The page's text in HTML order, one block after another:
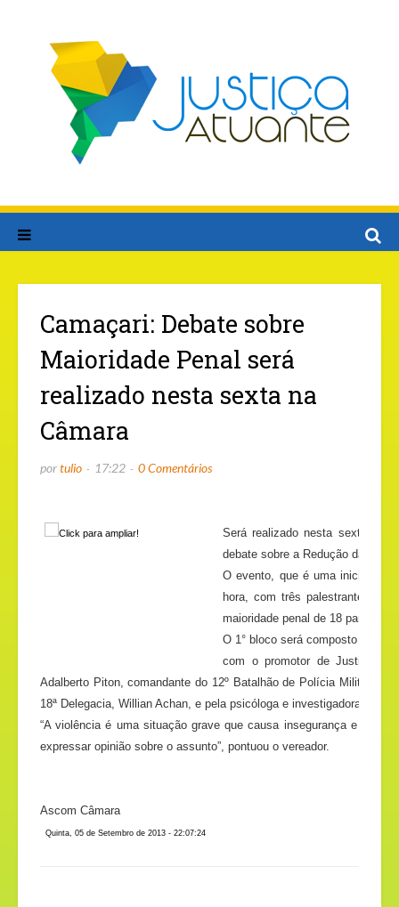
Camaçari: Debate sobre
Maioridade Penal será
realizado nesta sexta na
Câmara
portulio 17:22 0 Comentários
Será realizado nesta sexta-
debate sobre a Redução da
O evento, que é uma iniciativa
hora, com três palestrantes
maioridade penal de 18 para 16
O 1° bloco será composto pelo
com o promotor de Justiça da
Adalberto Piton, comandante do 12º Batalhão de Polícia Militar.
18ª Delegacia, Willian Achan, e pela psicóloga e investigadora da
“A violência é uma situação grave que causa insegurança e
expressar opinião sobre o assunto”, pontuou o vereador.
Ascom Câmara
Quinta, 05 de Setembro de 2013 - 22:07:24